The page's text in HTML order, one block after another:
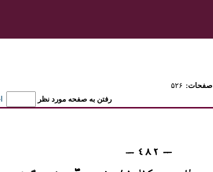
۵۲۶ :صفحات
رفتن به صفحه مورد نظر